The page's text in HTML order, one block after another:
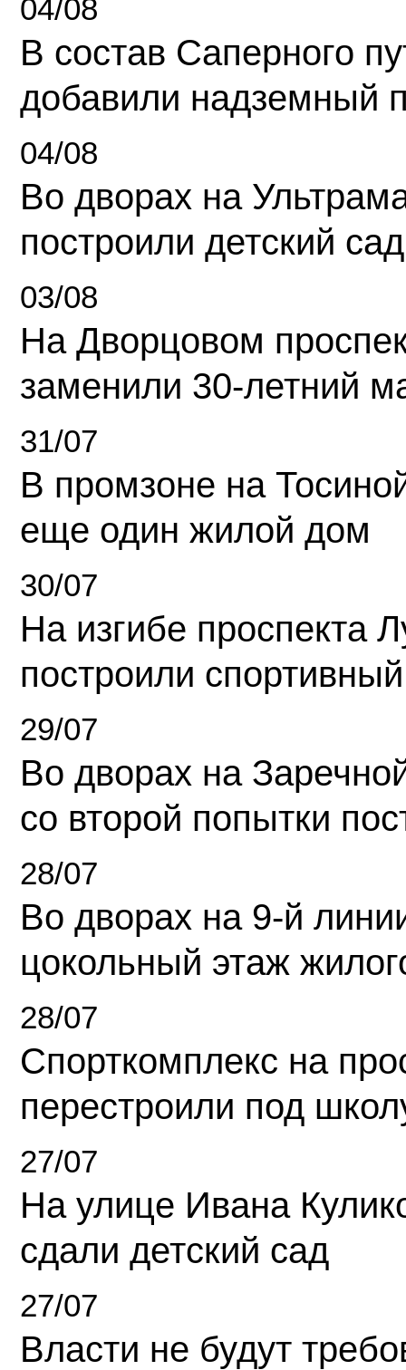
04/08
В состав Саперного
добавили надземный
04/08
Во дворах на
построили детский сад
03/08
На Дворцовом
заменили 30-летний
31/07
В промзоне на
еще один жилой дом
30/07
На изгибе проспекта
построили
29/07
Во дворах на
со второй попытки
28/07
Во дворах на 9-й
цокольный этаж
28/07
Спорткомплекс на
перестроили под
27/07
На улице Ивана
сдали детский сад
27/07
Власти не будут